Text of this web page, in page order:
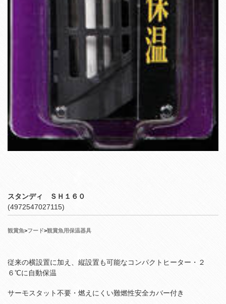
スタンディ ＳＨ１６０
(4972547027115)
観賞魚>フード>観賞魚用保温器具
従来の横設置に加え、縦設置も可能なコンパクトヒーター・２
６℃に自動保温
サーモスタット不要・燃えにくい難燃性安全カバー付き